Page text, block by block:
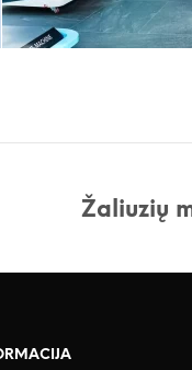
Žaliuzių